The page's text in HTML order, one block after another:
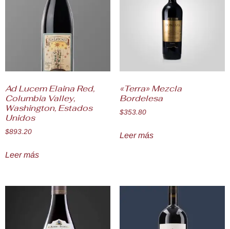
Ad Lucem Elaina Red,
Columbia Valley,
Washington, Estados
Unidos
$893.20
Leer más
«Terra» Mezcla
Bordelesa
$353.80
Leer más